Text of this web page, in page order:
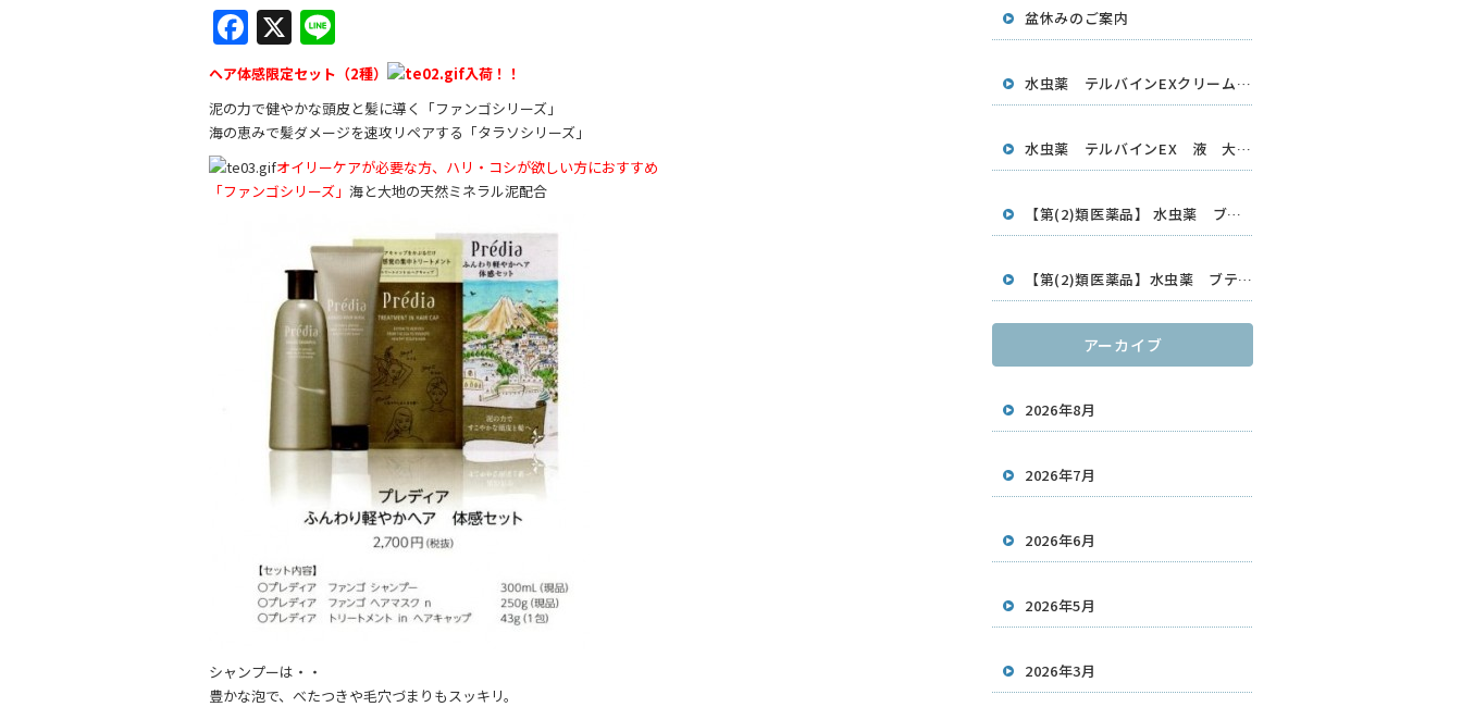
F
a
c
e
b
o
X
n
e
ヘア体感限定セット（2種）
入荷！！
泥の力で健やかな頭皮と髪に導く「ファンゴシリーズ」
海の恵みで髪ダメージを速攻リペアする「タラソシリーズ」
オイリーケアが必要な方、ハリ・コシが欲しい方におすすめ
「ファンゴシリーズ」 海と大地の天然ミネラル泥配合
シャンプーは・・
豊かな泡で、べたつきや毛穴づまりもスッキリ。
盆休みのご案内
水虫薬 テルバインEXクリーム 大容量25g
水虫薬 テルバインEX 液 大容量30ml
【第(2)類医薬品】 水虫薬 ブテナロックVαスプレー 20ml 久光製薬
【第(2)類医薬品】水虫薬 ブテナロックVαクリーム18g 久光製薬
アーカイブ
2026年8月
2026年7月
2026年6月
2026年5月
2026年3月